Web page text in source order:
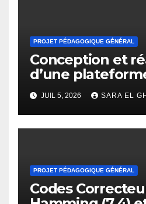
PROJET PÉDAGOGIQUE GÉNÉRAL
Conception et
d’une
d’apprentissage
pour
mathématiques
JUIL 5, 2026 SARA EL
PROJET PÉDAGOGIQUE GÉNÉRAL
Codes